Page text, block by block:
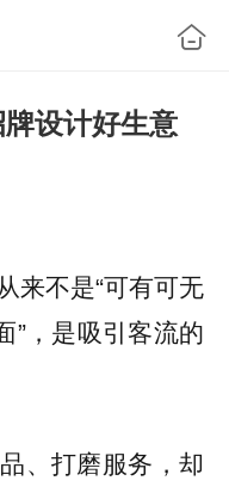
设计好生意
来不是“可有可无
”，是吸引客流的
、打磨服务，却